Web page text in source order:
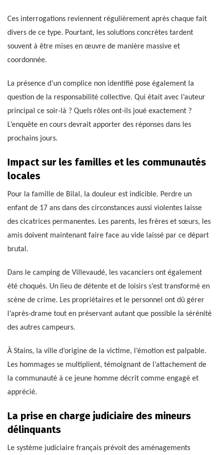
Ces interrogations reviennent régulièrement après chaque fait
divers de ce type. Pourtant, les solutions concrètes tardent
souvent à être mises en œuvre de manière massive et
coordonnée.
La présence d’un complice non identifié pose également la
question de la responsabilité collective. Qui était avec l’auteur
principal ce soir-là ? Quels rôles ont-ils joué exactement ?
L’enquête en cours devrait apporter des réponses dans les
prochains jours.
Impact sur les familles et les communautés
locales
Pour la famille de Bilal, la douleur est indicible. Perdre un
enfant de 17 ans dans des circonstances aussi violentes laisse
des cicatrices permanentes. Les parents, les frères et sœurs, les
amis doivent maintenant faire face au vide laissé par ce départ
brutal.
Dans le camping de Villevaudé, les vacanciers ont également
été choqués. Un lieu de détente et de loisirs s’est transformé en
scène de crime. Les propriétaires et le personnel ont dû gérer
l’après-drame tout en préservant autant que possible la sérénité
des autres campeurs.
À Stains, la ville d’origine de la victime, l’émotion est palpable.
Les hommages se multiplient, témoignant de l’attachement de
la communauté à ce jeune homme décrit comme engagé et
apprécié.
La prise en charge judiciaire des mineurs
délinquants
Le système judiciaire français prévoit des aménagements